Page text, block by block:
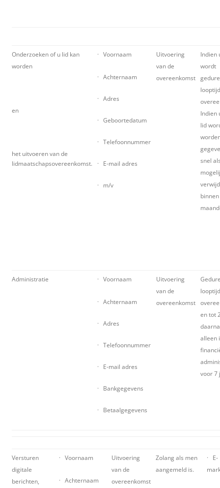
Onderzoeken of u lid kan
worden
en
het uitvoeren van de
lidmaatschapsovereenkomst.
· Voornaam
· Achternaam
· Adres
· Geboortedatum
· Telefoonnummer
· E-mail adres
· m/v
Uitvoering
van de
overeenkomst
Indien
wordt
Indien
lid
snel
Administratie · Voornaam
· Achternaam
· Adres
· Telefoonnummer
· E-mail adres
· Bankgegevens
· Betaalgegevens
Uitvoering
van de
overeenkomst
en tot
alleen
voor 7
Versturen
digitale
berichten,
· Voornaam
· Achternaam
Uitvoering
van de
overeenkomst
Zolang als men
aangemeld is.
· E-